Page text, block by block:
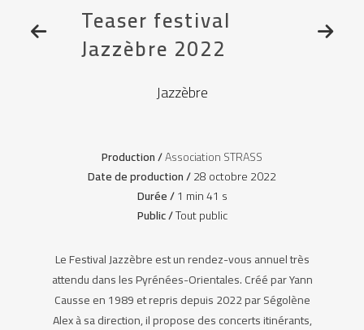
Teaser festival
Jazzèbre 2022
Jazzèbre
Production /Association STRASS
Date de production /28 octobre 2022
Durée /1 min 41 s
Public /Tout public
Le Festival Jazzèbre est un rendez-vous annuel très
attendu dans les Pyrénées-Orientales. Créé par Yann
Causse en 1989 et repris depuis 2022 par Ségolène
Alex à sa direction, il propose des concerts itinérants,